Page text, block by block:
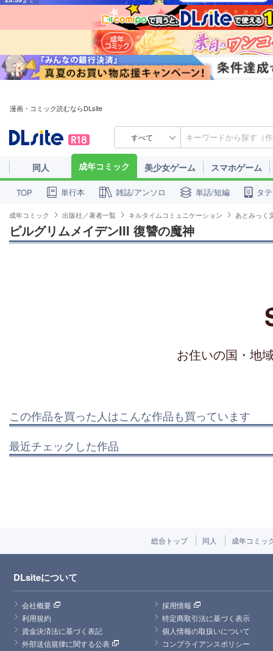
漫画・コミック読むならDLsite
すべて
同人 成年コミック 美少女ゲーム スマホゲーム
TOP 単行本 雑誌/アンソロ 単話/短編 タ
成年コミック 出版社／著者一覧 キルタイムコミュニケーション あとみっく
ピルグリムメイデンIII 復讐の魔神
お住いの国・地
この作品を買った人はこんな作品も買っています
最近チェックした作品
総合トップ 同人 成年コミッ
DLsiteについて
会社概要
採用情報
利用規約
特定商取引法に基づく表示
資金決済法に基づく表記
個人情報の取扱いについて
外部送信規律に関する公表
コンプライアンスポリシー